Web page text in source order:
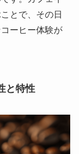
とで、その日
ーヒー体験が
と特性